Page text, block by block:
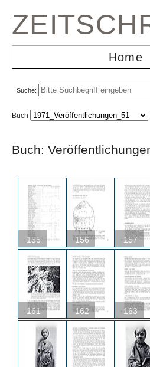
Home
Suche:
Buch
Buch:
155 156 157
161 162 163